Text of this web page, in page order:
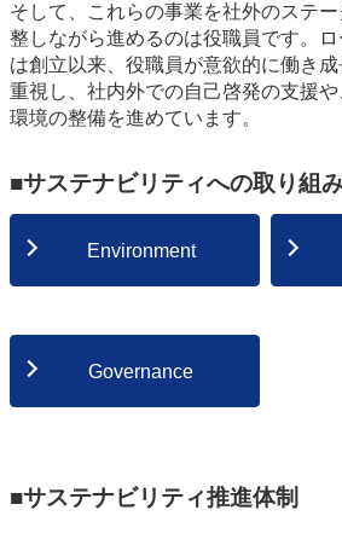
そして、これらの事業を社外のステ
整しながら進めるのは役職員です。
は創立以来、役職員が意欲的に働き
重視し、社内外での自己啓発の支援
環境の整備を進めています。
■サステナビリティへの取り組
Environment
Governance
■サステナビリティ推進体制